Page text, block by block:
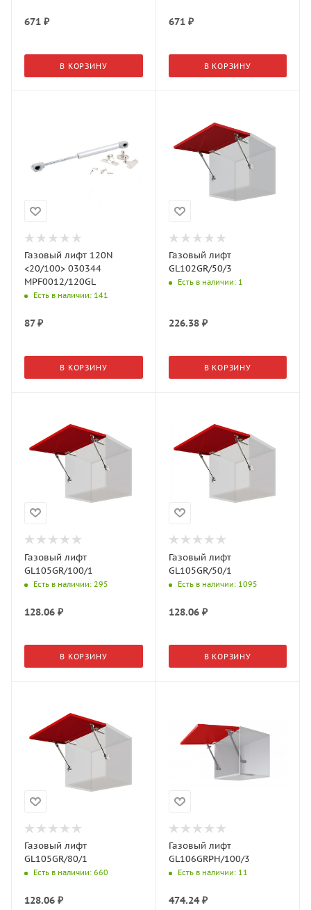
671 ₽
В КОРЗИНУ
671₽
В КОРЗИНУ
Газовый лифт 120N
<20/100> 030344
MPF0012/120GL
Есть в наличии: 141
87₽
В КОРЗИНУ
Газовый лифт
GL102GR/50/3
Есть в наличии: 1
226.38₽
В КОРЗИНУ
Газовый лифт
GL105GR/100/1
Есть в наличии: 295
128.06 ₽
В КОРЗИНУ
Газовый лифт
GL105GR/50/1
Есть в наличии: 1095
128.06₽
В КОРЗИНУ
Газовый лифт
GL105GR/80/1
Есть в наличии: 660
128.06 ₽
Газовый лифт
GL106GRPH/100/3
Есть в наличии: 11
474.24₽